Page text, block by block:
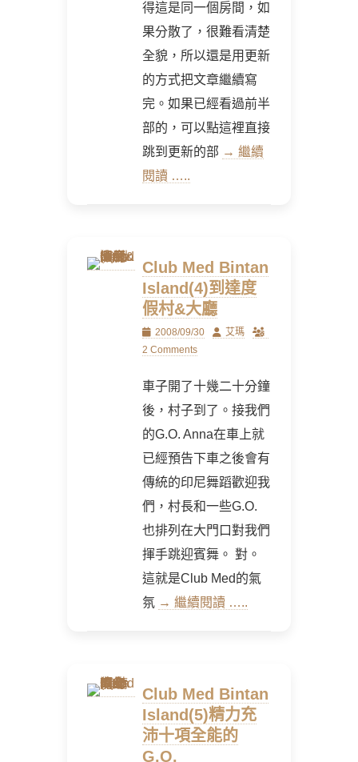
得這是同一個房間，如
果分散了，很難看清楚
全貌，所以還是用更新
的方式把文章繼續寫
完。如果已經看過前半
部的，可以點這裡直接
跳到更新的部 → 繼續
閱讀 …..
Club Med Bintan
Island(4)到達度
假村&大廳
Posted
on
2008/09/30 Author
艾瑪
2 Comments
車子開了十幾二十分鐘
後，村子到了。接我們
的G.O. Anna在車上就
已經預告下車之後會有
傳統的印尼舞蹈歡迎我
們，村長和一些G.O.
也排列在大門口對我們
揮手跳迎賓舞。 對。
這就是Club Med的氣
氛 → 繼續閱讀 …..
Club Med Bintan
Island(5)精力充
沛十項全能的
G.O.